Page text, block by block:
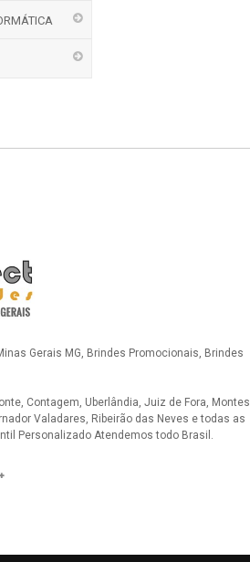
Gerais MG, Brindes Promocionais, Brindes
Contagem, Uberlândia, Juiz de Fora, Montes
Valadares, Ribeirão das Neves e todas as
Personalizado Atendemos todo Brasil.